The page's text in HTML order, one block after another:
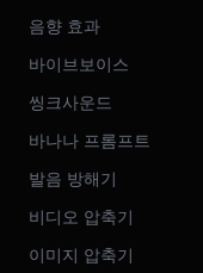
음향 효과
바이브보이스
씽크사운드
바나나 프롬프트
발음 방해기
비디오 압축기
이미지 압축기